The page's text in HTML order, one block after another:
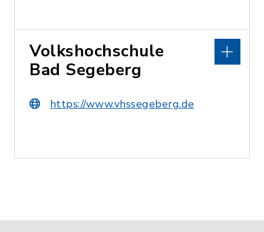
Volkshochschule
Bad Segeberg
https://www.vhssegeberg.de